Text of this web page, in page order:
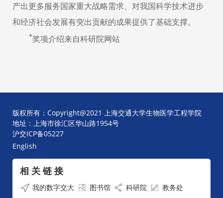
产出更多服务国家重大战略需求、对我国科学技术进步
和经济社会发展有突出贡献的成果提供了基础支撑。
*奖项介绍来自科研院网站
版权所有：Copyright@2021 上海交通大学生物医学工程学院
地址：上海市徐汇区华山路1954号
沪交ICP备05227
English
相 关 链 接
我的数字交大 图书馆 科研院
教务处